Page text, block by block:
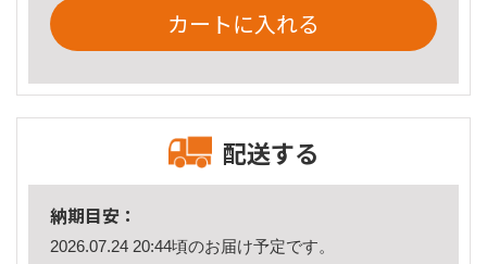
カートに入れる
配送する
納期目安：
2026.07.24 20:44頃のお届け予定です。